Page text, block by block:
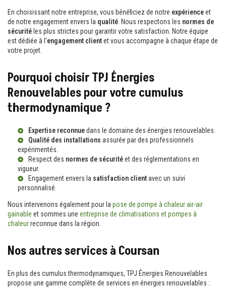
En choisissant notre entreprise, vous bénéficiez de notre expérienceet
de notre engagement envers la qualité . Nous respectons les normes de
sécurité les plus strictes pour garantir votre satisfaction. Notre équipe
est dédiée à l'engagement clientet vous accompagne à chaque étape de
votre projet.
Pourquoi choisir TPJ Énergies
Renouvelables pour votre cumulus
thermodynamique ?
Expertise reconnuedans le domaine des énergies renouvelables.
Qualité des installations assurée par des professionnels
expérimentés.
Respect des normes de sécuritéet des réglementations en
vigueur.
Engagement envers la satisfaction clientavec un suivi
personnalisé.
Nous intervenons également pour la pose de pompe à chaleur air-air
gainable et sommes une entreprise de climatisations et pompes à
chaleurreconnue dans la région.
Nos autres services à Coursan
En plus des cumulus thermodynamiques, TPJ Énergies Renouvelables
propose une gamme complète de services en énergies renouvelables :